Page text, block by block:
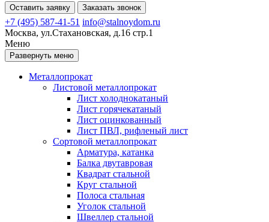
Оставить заявку Заказать звонок
+7 (495) 587-41-51 info@stalnoydom.ru
Москва, ул.Стахановская, д.16 стр.1
Меню
Развернуть меню
Металлопрокат
Листовой металлопрокат
Лист холоднокатаный
Лист горячекатаный
Лист оцинкованный
Лист ПВЛ, рифленый лист
Сортовой металлопрокат
Арматура, катанка
Балка двутавровая
Квадрат стальной
Круг стальной
Полоса стальная
Уголок стальной
Швеллер стальной